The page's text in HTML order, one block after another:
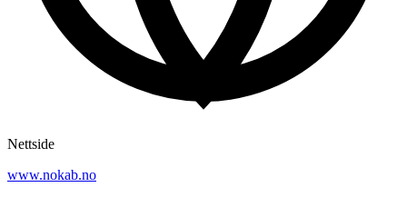
Nettside
www.nokab.no